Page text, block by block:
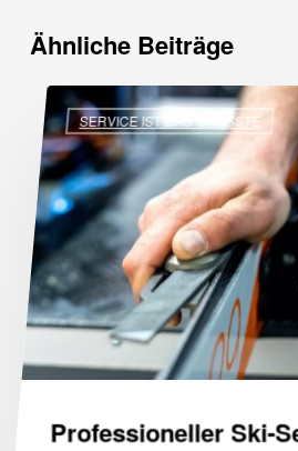
Ähnliche Beiträge
SERVICE IST DAS GRÖSSTE
Professioneller
Ski-
Service
Professioneller Ski-